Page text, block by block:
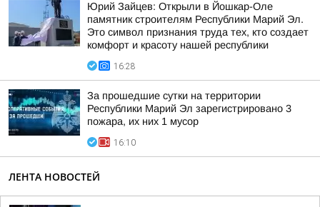
Юрий Зайцев: Открыли в Йошкар-Оле
памятник строителям Республики Марий Эл.
Это символ признания труда тех, кто создает
комфорт и красоту нашей республики
16:28
За прошедшие сутки на территории
Республики Марий Эл зарегистрировано 3
пожара, их них 1 мусор
16:10
ЛЕНТА НОВОСТЕЙ